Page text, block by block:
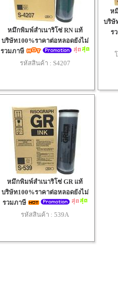
หมึกพิมพ์สำเนาริโซ่ RN แท้
บริษัท100%ราคาต่อหลอดยังไม่
รวมภาษี
รหัสสินค้า : S4207
ห
บริษั
ร
หมึกพิมพ์สำเนาริโซ่ GR แท้
บริษัท100%ราคาต่อหลอดยังไม่
รวมภาษี
รหัสสินค้า :539A